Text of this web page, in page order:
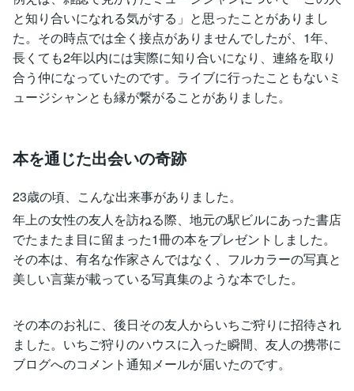
と知り合いになれる気がする」と思ったことがありまし
た。その時点では全く接点がありませんでしたが、1年、
長くても2年以内には実際に知り合いになり、連絡を取り
合う仲になっていたのです。ライブに行ったこともないミ
ュージシャンとも縁が繋がることがありました。
本を通じた出会いの奇跡
23歳の頃、こんな出来事がありました。
年上の女性の友人を訪ねる際、地元の駅ビルにあった書店
でたまたま目に留まった1冊の本をプレゼントしました。
その本は、有名な作家さんではなく、フルカラーの写真と
美しい言葉が載っている写真集のような本でした。
その本のお礼に、後日その友人からいちご狩りに招待され
ました。いちご狩りのハウスに入った瞬間、友人の携帯に
ブログへのコメント通知メールが届いたのです。